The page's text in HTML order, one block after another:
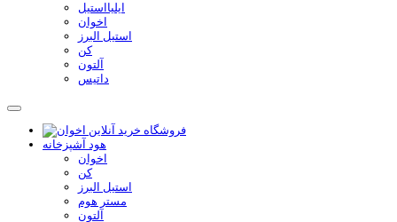
ایلیااستیل
اخوان
استیل البرز
کن
آلتون
داتیس
هود آشپزخانه
اخوان
کن
استیل البرز
مستر هوم
آلتون